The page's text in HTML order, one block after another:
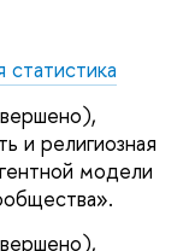
и религиозная
модели